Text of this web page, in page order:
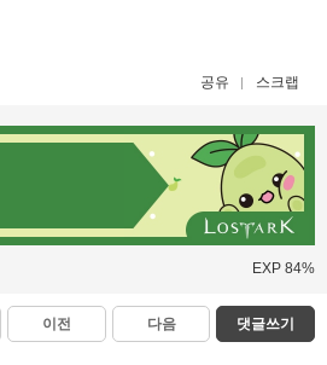
공유 스크랩
EXP 84%
이전 다음 댓글쓰기